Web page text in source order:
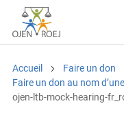
Accueil
Faire un don
Faire un don au nom
ojen-ltb-mock-hearing-